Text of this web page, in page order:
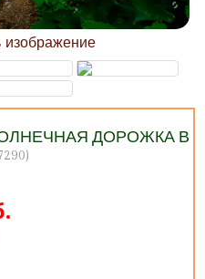
изображение
ДОРОЖКА В
)